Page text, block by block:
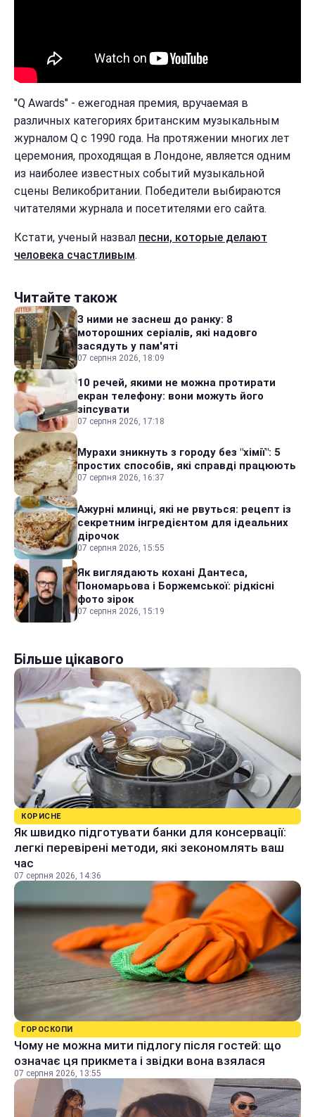
"Q Awards" - ежегодная премия, вручаемая в
различных категориях британским музыкальным
журналом Q с 1990 года. На протяжении многих лет
церемония, проходящая в Лондоне, является одним
из наиболее известных событий музыкальной
сцены Великобритании. Победители выбираются
читателями журнала и посетителями его сайта.
Кстати, ученый назвал песни, которые делают
человека счастливым.
Читайте також
З ними не заснеш до ранку: 8
моторошних серіалів, які надовго
засядуть у пам'яті
07 серпня 2026, 18:09
10 речей, якими не можна протирати
екран телефону: вони можуть його
зіпсувати
07 серпня 2026, 17:18
Мурахи зникнуть з городу без "хімії": 5
простих способів, які справді працюють
07 серпня 2026, 16:37
Ажурні млинці, які не рвуться: рецепт із
секретним інгредієнтом для ідеальних
дірочок
07 серпня 2026, 15:55
Як виглядають кохані Дантеса,
Пономарьова і Боржемської: рідкісні
фото зірок
07 серпня 2026, 15:19
Більше цікавого
КОРИСНЕ
Як швидко підготувати банки для консервації:
легкі перевірені методи, які зекономлять ваш
час
07 серпня 2026, 14:36
ГОРОСКОПИ
Чому не можна мити підлогу після гостей: що
означає ця прикмета і звідки вона взялася
07 серпня 2026, 13:55